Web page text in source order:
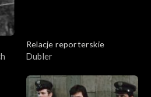
Relacje reporterskie
Dubler